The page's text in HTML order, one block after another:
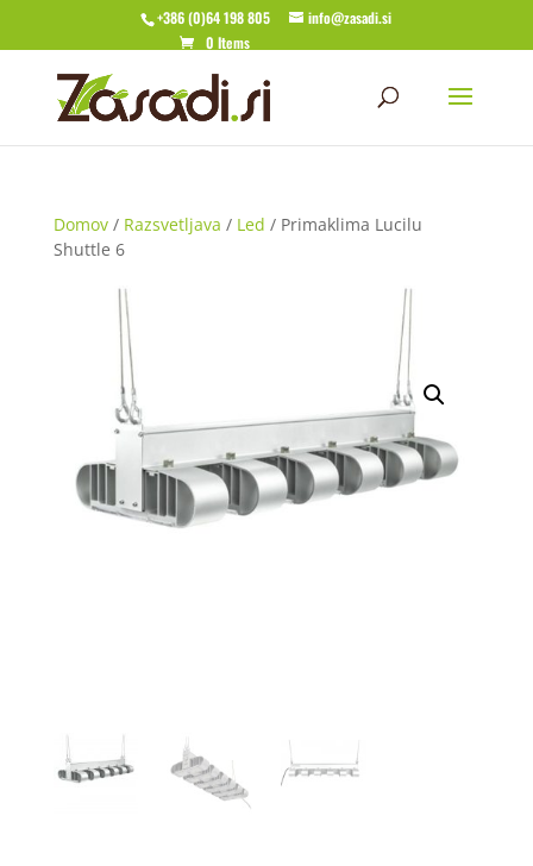
+386 (0)64 198 805
info@zasadi.si
0 Items
Domov/ Razsvetljava / Led / Primaklima Lucilu
Shuttle 6